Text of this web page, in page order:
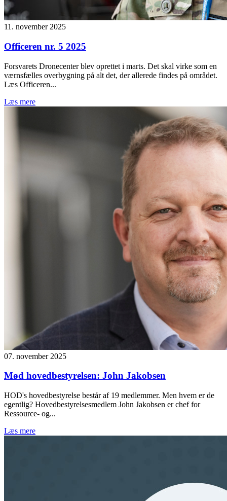
11. november 2025
Officeren nr. 5 2025
Forsvarets Dronecenter blev oprettet i marts. Det skal virke som en
værnsfælles overbygning på alt det, der allerede findes på området.
Læs Officeren...
Læs mere
07. november 2025
Mød hovedbestyrelsen: John Jakobsen
HOD's hovedbestyrelse består af 19 medlemmer. Men hvem er de
egentlig? Hovedbestyrelsesmedlem John Jakobsen er chef for
Ressource- og...
Læs mere